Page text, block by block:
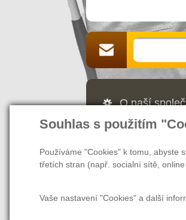
Souhlas s použitím
Používáme "Cookies" k tomu, abyste
třetích stran (např. socialní sítě,
Vaše nastavení "Cookies" a další
O naší
Jsme Vaším
další užitečné